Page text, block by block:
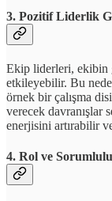
3. Pozitif Liderlik
Ekip liderleri, ekibin
etkileyebilir. Bu
örnek bir çalışma
verecek davranışlar
enerjisini artırabilir
4. Rol ve